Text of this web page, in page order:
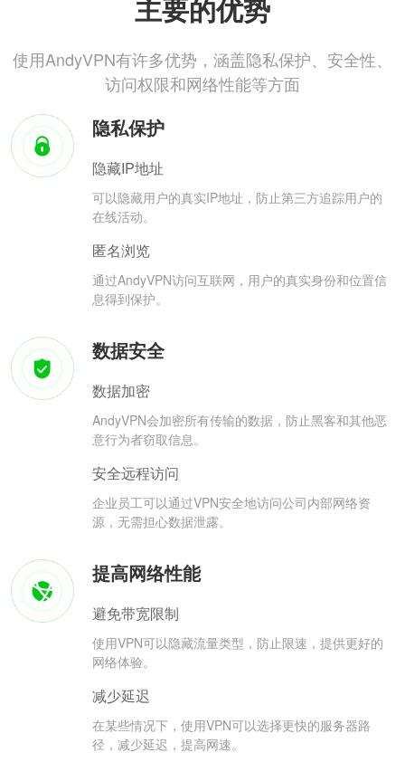
主要的优势
使用AndyVPN有许多优势，涵盖隐私保护、安全性、
访问权限和网络性能等方面
隐私保护
隐藏IP地址
可以隐藏用户的真实IP地址，防止第三方追踪用户的
在线活动。
匿名浏览
通过AndyVPN访问互联网，用户的真实身份和位置信
息得到保护。
数据安全
数据加密
AndyVPN会加密所有传输的数据，防止黑客和其他恶
意行为者窃取信息。
安全远程访问
企业员工可以通过VPN安全地访问公司内部网络资
源，无需担心数据泄露。
提高网络性能
避免带宽限制
使用VPN可以隐藏流量类型，防止限速，提供更好的
网络体验。
减少延迟
在某些情况下，使用VPN可以选择更快的服务器路
径，减少延迟，提高网速。